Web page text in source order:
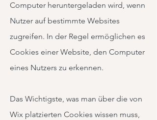
Computer heruntergeladen wird, wenn
Nutzer auf bestimmte Websites
zugreifen. In der Regel ermöglichen es
Cookies einer Website, den Computer
eines Nutzers zu erkennen.
Das Wichtigste, was man über die von
Wix platzierten Cookies wissen muss,